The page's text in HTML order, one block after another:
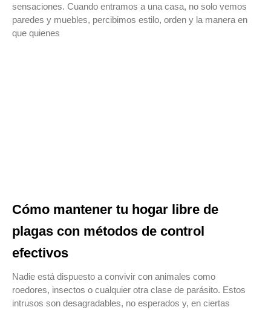
sensaciones. Cuando entramos a una casa, no solo vemos
paredes y muebles, percibimos estilo, orden y la manera en
que quienes
Cómo mantener tu hogar libre de
plagas con métodos de control
efectivos
Nadie está dispuesto a convivir con animales como
roedores, insectos o cualquier otra clase de parásito. Estos
intrusos son desagradables, no esperados y, en ciertas